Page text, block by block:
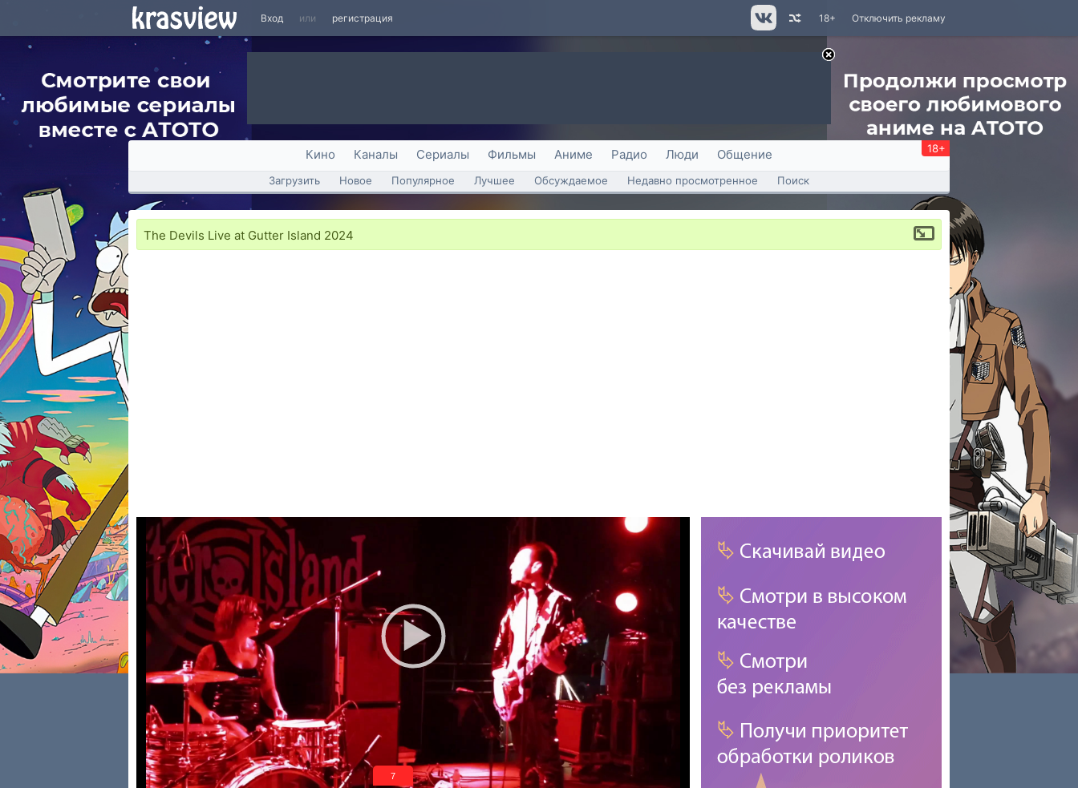
Вход или регистрация Отключить рекламу
18+
Кино Каналы Сериалы Фильмы Аниме Радио Люди Общение 18+
Загрузить Новое Популярное Лучшее Обсуждаемое Недавно просмотренное Поиск
The Devils Live at Gutter Island 2024
6